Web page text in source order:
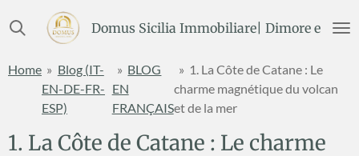
al
principale
Domus Sicilia Immobiliare| Dimore e
Home » Blog (IT-
EN-DE-FR-
ESP)
» BLOG
EN
FRANÇAIS
» 1. La Côte de Catane : Le
charme magnétique du volcan
et de la mer
1. La Côte de Catane : Le charme